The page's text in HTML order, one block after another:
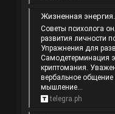
Жизненная энергия. Любовь это сумма
Советы психолога
развития личности
Упражнения для
Самодетерминация
криптомания.
вербальное
мышление...
telegra.ph